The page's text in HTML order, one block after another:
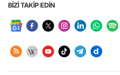
BİZİ TAKİP EDİN